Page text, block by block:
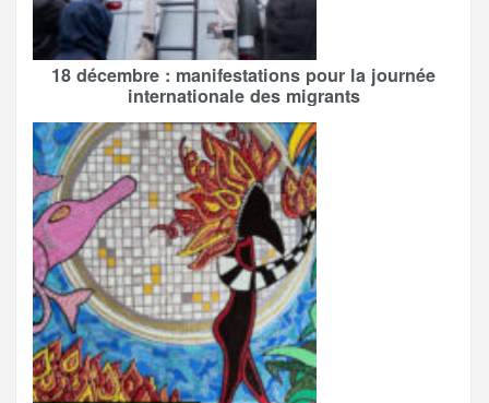
18 décembre : manifestations pour la journée
internationale des migrants